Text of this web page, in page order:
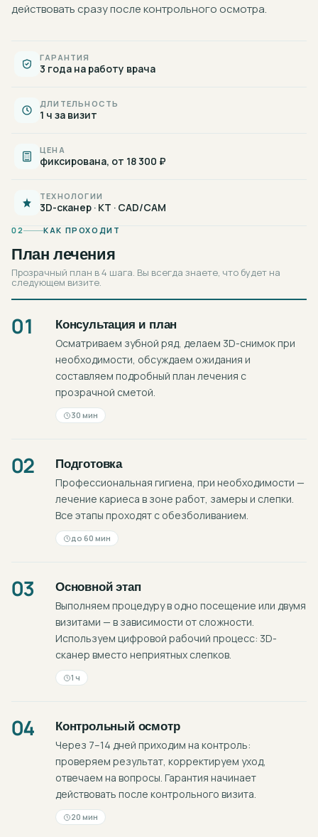
действовать сразу после контрольного осмотра.
ГАРАНТИЯ
3 года на работу врача
ДЛИТЕЛЬНОСТЬ
1 ч за визит
ЦЕНА
фиксирована, от 18 300 ₽
ТЕХНОЛОГИИ
3D-сканер · КТ · CAD/CAM
02 КАК ПРОХОДИТ
План лечения
Прозрачный план в 4 шага. Вы всегда знаете, что будет на
следующем визите.
01 Консультация и план
Осматриваем зубной ряд, делаем 3D-снимок при
необходимости, обсуждаем ожидания и
составляем подробный план лечения с
прозрачной сметой.
30 мин
02 Подготовка
Профессиональная гигиена, при необходимости —
лечение кариеса в зоне работ, замеры и слепки.
Все этапы проходят с обезболиванием.
до 60 мин
03 Основной этап
Выполняем процедуру в одно посещение или двумя
визитами — в зависимости от сложности.
Используем цифровой рабочий процесс: 3D-
сканер вместо неприятных слепков.
1 ч
04 Контрольный осмотр
Через 7–14 дней приходим на контроль:
проверяем результат, корректируем уход,
отвечаем на вопросы. Гарантия начинает
действовать после контрольного визита.
20 мин